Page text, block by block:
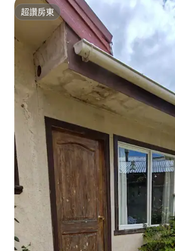
超讚房東
超讚房東